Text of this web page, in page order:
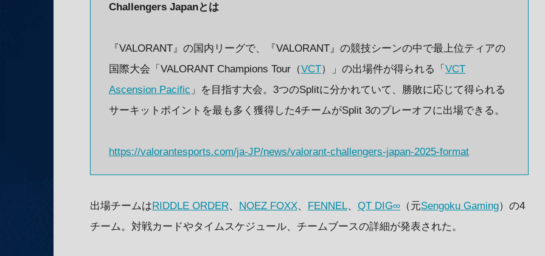
Challengers Japanとは
『VALORANT』の国内リーグで、『VALORANT』の競技シーンの中で最上位ティアの
国際大会「VALORANT Champions Tour（VCT）」の出場件が得られる「 VCT
Ascension Pacific 」を目指す大会。3つのSplitに分かれていて、勝敗に応じて得られる
サーキットポイントを最も多く獲得した4チームがSplit 3のプレーオフに出場できる。
https://valorantesports.com/ja-JP/news/valorant-challengers-japan-2025-format
出場チームはRIDDLE ORDER、 NOEZ FOXX、 FENNEL、 QT DIG∞ （元Sengoku Gaming）の4
チーム。対戦カードやタイムスケジュール、チームブースの詳細が発表された。